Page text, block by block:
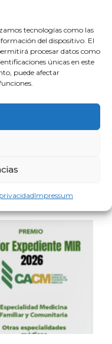
tecnologías como las
del dispositivo. El
procesar datos como
únicas en este
puede afectar
Impressum
de los